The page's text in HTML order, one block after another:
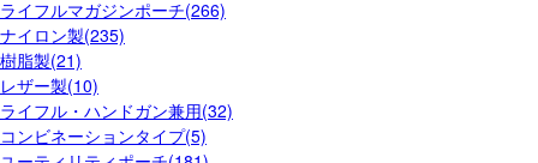
ライフルマガジンポーチ(266)
ナイロン製(235)
樹脂製(21)
レザー製(10)
ライフル・ハンドガン兼用(32)
コンビネーションタイプ(5)